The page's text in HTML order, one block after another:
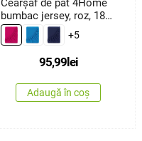
Cearşaf de pat 4Home
bumbac jersey, roz, 180
x 200 cm
+5
95,99lei
Adaugă în coș